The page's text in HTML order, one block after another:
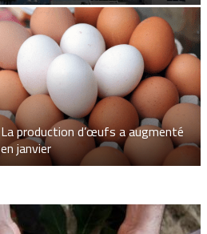
La production d’œufs a augmenté
en janvier